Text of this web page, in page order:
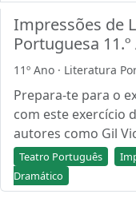
Impressões de
Portuguesa
11º Ano · Literatura
Prepara-te para o
com este exercício
autores como Gil
Teatro Português
Dramático